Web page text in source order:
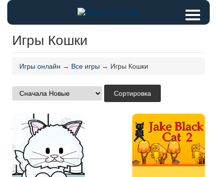
Игры Кошки
Игры онлайн → Все игры → Игры Кошки